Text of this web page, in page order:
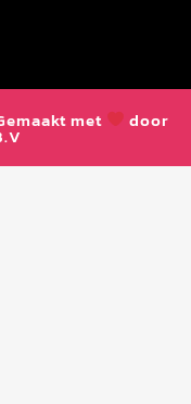
met door